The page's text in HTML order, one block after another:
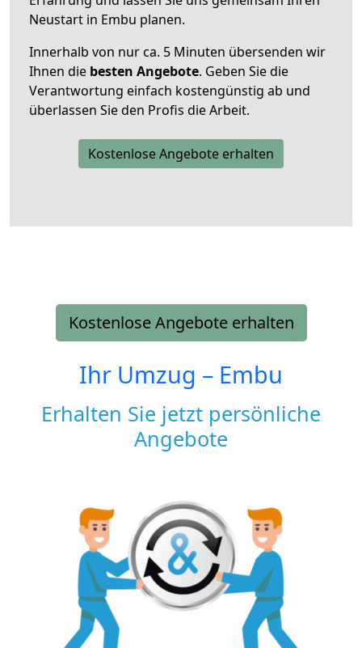
Neustart in Embu planen.
Innerhalb von nur ca. 5 Minuten übersenden wir
Ihnen die besten Angebote. Geben Sie die
Verantwortung einfach kostengünstig ab und
überlassen Sie den Profis die Arbeit.
Kostenlose Angebote erhalten
Kostenlose Angebote erhalten
Ihr Umzug – Embu
Erhalten Sie jetzt persönliche
Angebote